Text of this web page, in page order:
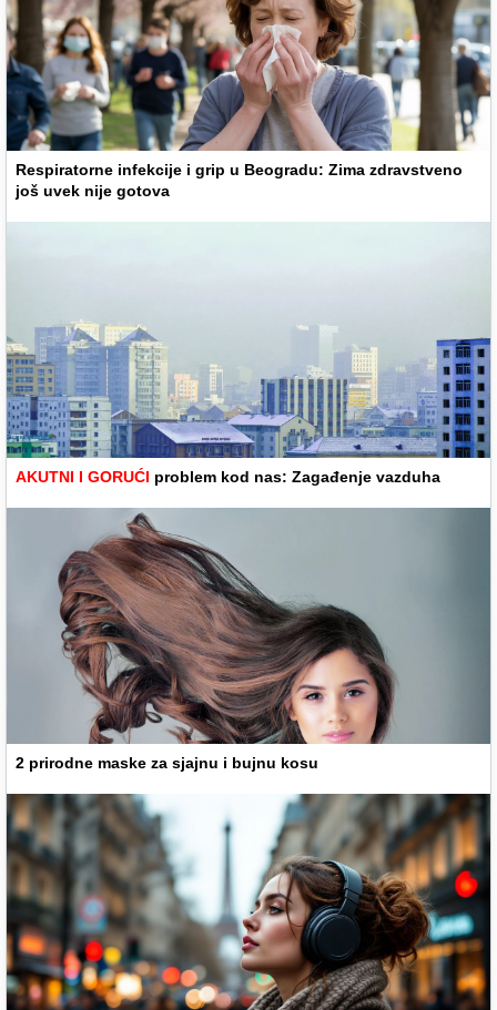
Respiratorne infekcije i grip u Beogradu: Zima zdravstveno
još uvek nije gotova
AKUTNI I GORUĆI problem kod nas: Zagađenje vazduha
2 prirodne maske za sjajnu i bujnu kosu